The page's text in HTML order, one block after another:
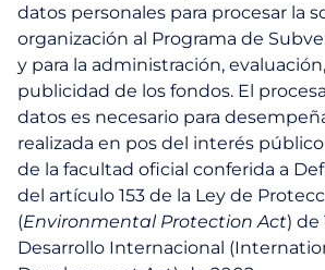
datos personales para procesar la
organización al Programa de
y para la administración,
publicidad de los fondos. El
datos es necesario para
realizada en pos del interés
de la facultad oficial conferida a
del artículo 153 de la Ley de
(Environmental Protection Act) de
Desarrollo Internacional